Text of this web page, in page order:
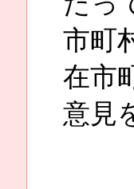
市町
在市
意見